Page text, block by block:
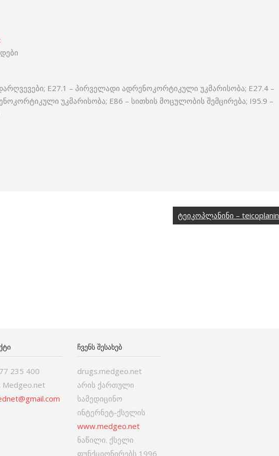
E27.1 – პირველადი ადრენოკორტიკული უკმარისობა; E27.4 –
უკმარისობა; E86 – სითხის მოცულობის შემცირება; I95.9 –
ტეიკოპლანინი – teicoplanin
235 400
Medgeo.net
ᲩᲕᲔᲜᲡ ᲨᲔᲡᲐᲮᲔᲑ
drugs.medgeo.net
არის ქართული
სამედიცინო
ინტერნეტ-ქსელის
www.medgeo.net
ნაწილი. ქსელი
ფუნქციონირებს 1996